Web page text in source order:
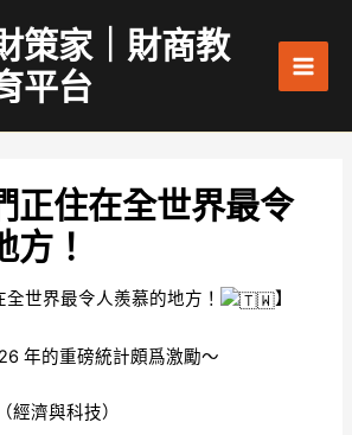
策家｜財商教
平台
正住在全世界最令
方！
全世界最令人羨慕的地方！ 】
年的重磅統計頗爲激勵～
經濟與科技）